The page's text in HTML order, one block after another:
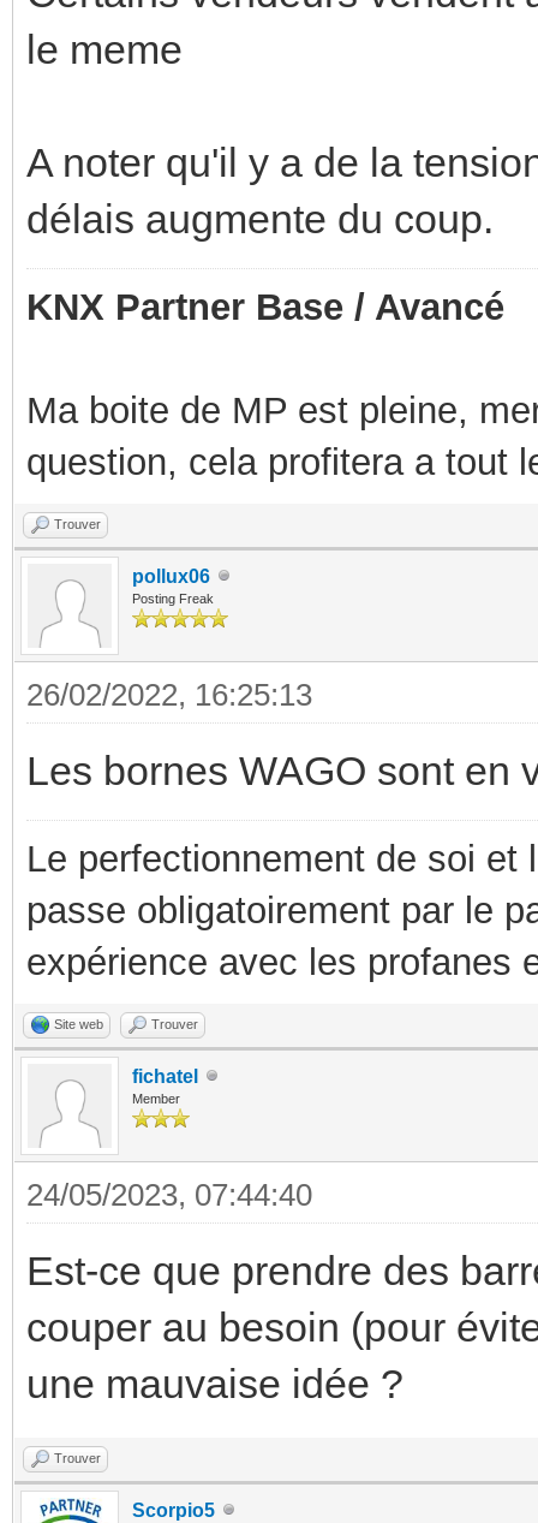
le meme
A noter qu'il y a de la
délais augmente du coup.
KNX Partner Base / Avancé
Ma boite de MP est pleine,
question, cela profitera a tout
Trouver
pollux06
Posting Freak
26/02/2022, 16:25:13
Les bornes WAGO sont en
Le perfectionnement de soi
passe obligatoirement par le
expérience avec les profanes
Site web Trouver
fichatel
Member
24/05/2023, 07:44:40
Est-ce que prendre des
couper au besoin (pour
une mauvaise idée ?
Trouver
Scorpio5